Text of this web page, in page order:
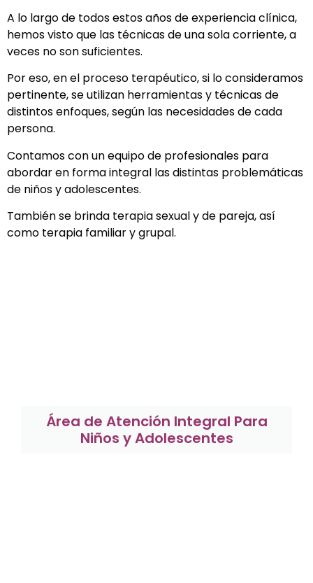
A lo largo de todos estos años de experiencia clínica,
hemos visto que las técnicas de una sola corriente, a
veces no son suficientes.
Por eso, en el proceso terapéutico, si lo consideramos
pertinente, se utilizan herramientas y técnicas de
distintos enfoques, según las necesidades de cada
persona.
Contamos con un equipo de profesionales para
abordar en forma integral las distintas problemáticas
de niños y adolescentes.
También se brinda terapia sexual y de pareja, así
como terapia familiar y grupal.
Área de Atención Integral Para
Niños y Adolescentes